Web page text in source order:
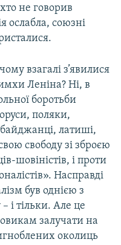
не говорив
ослабла, союзні
взагалі з’явилися
Леніна? Ні, в
боротьби
поляки,
латиші,
свободу зі зброєю
шовіністів, і проти
Насправді
був однією з
і тільки. Але це
залучати на
околиць